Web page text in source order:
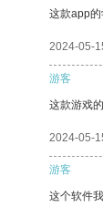
这款app的
2024-05-
游客
这款游戏
2024-05-
游客
这个软件